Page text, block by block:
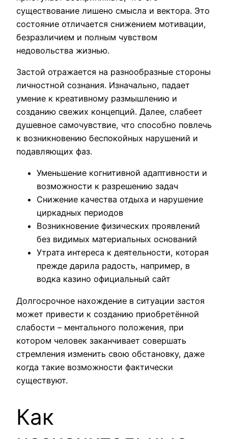
существование лишено смысла и вектора. Это
состояние отличается снижением мотивации,
безразличием и полным чувством
недовольства жизнью.
Застой отражается на разнообразные стороны
личностной сознания. Изначально, падает
умение к креативному размышлению и
созданию свежих концепций. Далее, слабеет
душевное самочувствие, что способно повлечь
к возникновению беспокойных нарушений и
подавляющих фаз.
Уменьшение когнитивной адаптивности и
возможности к разрешению задач
Снижение качества отдыха и нарушение
циркадных периодов
Возникновение физических проявлений
без видимых материальных оснований
Утрата интереса к деятельности, которая
прежде дарила радость, например, в
водка казино официальный сайт
Долгосрочное нахождение в ситуации застоя
может привести к созданию приобретённой
слабости – ментального положения, при
котором человек заканчивает совершать
стремления изменить свою обстановку, даже
когда такие возможности фактически
существуют.
Как